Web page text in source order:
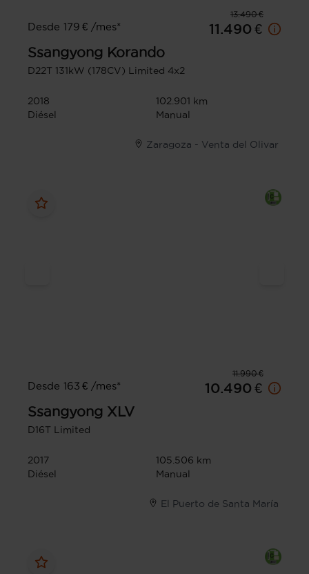
13.490 €
Desde 179 € /mes*
11.490 €
Ssangyong Korando
D22T 131kW (178CV) Limited 4x2
2018
102.901 km
Diésel
Manual
Zaragoza - Venta del Olivar
11.990 €
Desde 163 € /mes*
10.490 €
Ssangyong XLV
D16T Limited
2017
105.506 km
Diésel
Manual
El Puerto de Santa María